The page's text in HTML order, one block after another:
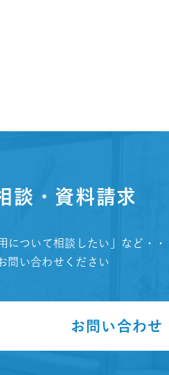
談・資料請求
について相談したい」など・・
問い合わせください
お問い合わせ